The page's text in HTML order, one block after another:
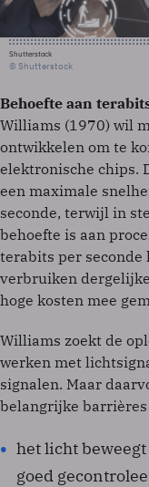
Shutterstock
© Shutterstock
Behoefte aan
Williams (1970) wil
ontwikkelen om te
elektronische chips.
een maximale
seconde, terwijl in
behoefte is aan
terabits per seconde
verbruiken
hoge kosten mee
Williams zoekt de
werken met
signalen. Maar
belangrijke barrières
het licht
goed